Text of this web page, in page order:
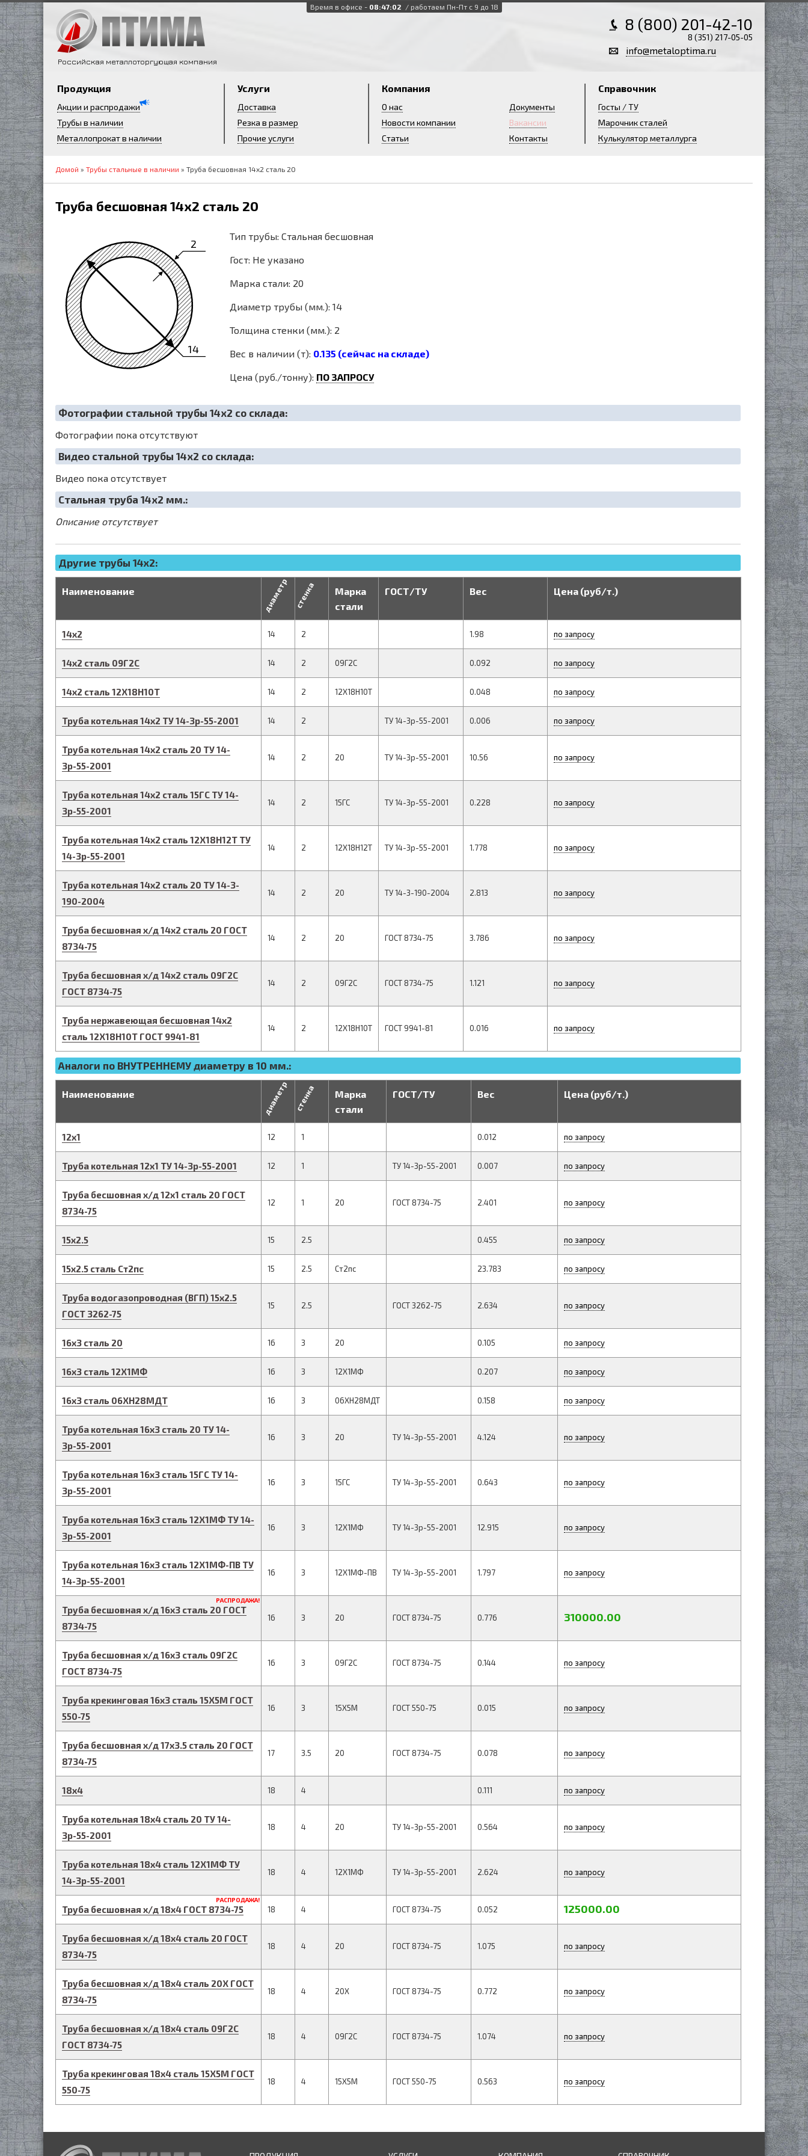
Время в офисе - 08:47:03 / работаем Пн-Пт с 9 до 18
Российская металлоторгующая компания
8 (800) 201-42-10
8 (351) 217-05-05
info@metaloptima.ru
Продукция
Акции и распродажи
Трубы в наличии
Металлопрокат в наличии
Услуги
Доставка
Резка в размер
Прочие услуги
Компания
О нас
Новости компании
Статьи
Документы
Вакансии
Контакты
Справочник
Госты / ТУ
Марочник сталей
Кулькулятор металлурга
Домой » Трубы стальные в наличии » Труба бесшовная 14х2 сталь 20
Труба бесшовная 14х2 сталь 20
14
2
Тип трубы: Стальная бесшовная
Гост: Не указано
Марка стали: 20
Диаметр трубы (мм.): 14
Толщина стенки (мм.): 2
Вес в наличии (т): 0.135 (сейчас на складе)
Цена (руб./тонну): ПО ЗАПРОСУ
Фотографии стальной трубы 14х2 со склада:
Фотографии пока отсутствуют
Видео стальной трубы 14х2 со склада:
Видео пока отсутствует
Cтальная труба 14х2 мм.:
Описание отсутствует
Другие трубы 14x2:
Наименование диаметр стенка
Марка
стали
ГОСТ/ТУ Вес Цена (руб/т.)
14х2 14 2 1.98 по запросу
14х2 сталь 09Г2С 14 2 09Г2С 0.092 по запросу
14х2 сталь 12Х18Н10Т 14 2 12Х18Н10Т 0.048 по запросу
Труба котельная 14х2 ТУ 14-3р-55-2001 14 2 ТУ 14-3р-55-2001 0.006 по запросу
Труба котельная 14х2 сталь 20 ТУ 14-
3р-55-2001
14 2 20 ТУ 14-3р-55-2001 10.56 по запросу
Труба котельная 14х2 сталь 15ГС ТУ 14-
3р-55-2001
14 2 15ГС ТУ 14-3р-55-2001 0.228 по запросу
Труба котельная 14х2 сталь 12Х18Н12Т ТУ
14-3р-55-2001
14 2 12Х18Н12Т ТУ 14-3р-55-2001 1.778 по запросу
Труба котельная 14х2 сталь 20 ТУ 14-3-
190-2004
14 2 20 ТУ 14-3-190-2004 2.813 по запросу
Труба бесшовная х/д14х2 сталь 20 ГОСТ
8734-75
14 2 20 ГОСТ 8734-75 3.786 по запросу
Труба бесшовная х/д14х2 сталь 09Г2С
ГОСТ 8734-75
14 2 09Г2С ГОСТ 8734-75 1.121 по запросу
Труба нержавеющая бесшовная 14х2
сталь 12Х18Н10Т ГОСТ 9941-81
14 2 12Х18Н10Т ГОСТ 9941-81 0.016 по запросу
Аналоги по ВНУТРЕННЕМУ диаметру в 10 мм.:
Наименование диаметр стенка
Марка
стали
ГОСТ/ТУ Вес Цена (руб/т.)
12х1 12 1 0.012 по запросу
Труба котельная 12х1 ТУ 14-3р-55-2001 12 1 ТУ 14-3р-55-2001 0.007 по запросу
Труба бесшовная х/д12х1 сталь 20 ГОСТ
8734-75
12 1 20 ГОСТ 8734-75 2.401 по запросу
15х2.5 15 2.5 0.455 по запросу
15х2.5 сталь Ст2пс 15 2.5 Ст2пс 23.783 по запросу
Труба водогазопроводная (ВГП)15х2.5
ГОСТ 3262-75
15 2.5 ГОСТ 3262-75 2.634 по запросу
16х3 сталь 20 16 3 20 0.105 по запросу
16х3 сталь 12Х1МФ 16 3 12Х1МФ 0.207 по запросу
16х3 сталь 06ХН28МДТ 16 3 06ХН28МДТ 0.158 по запросу
Труба котельная 16х3 сталь 20 ТУ 14-
3р-55-2001
16 3 20 ТУ 14-3р-55-2001 4.124 по запросу
Труба котельная 16х3 сталь 15ГС ТУ 14-
3р-55-2001
16 3 15ГС ТУ 14-3р-55-2001 0.643 по запросу
Труба котельная 16х3 сталь 12Х1МФ ТУ 14-
3р-55-2001
16 3 12Х1МФ ТУ 14-3р-55-2001 12.915 по запросу
Труба котельная 16х3 сталь 12Х1МФ-ПВ ТУ
14-3р-55-2001
16 3 12Х1МФ-ПВ ТУ 14-3р-55-2001 1.797 по запросу
РАСПРОДАЖА!
Труба бесшовная х/д16х3 сталь 20 ГОСТ
8734-75
16 3 20 ГОСТ 8734-75 0.776 310000.00
Труба бесшовная х/д16х3 сталь 09Г2С
ГОСТ 8734-75
16 3 09Г2С ГОСТ 8734-75 0.144 по запросу
Труба крекинговая 16х3 сталь 15Х5М ГОСТ
550-75
16 3 15Х5М ГОСТ 550-75 0.015 по запросу
Труба бесшовная х/д17х3.5 сталь 20 ГОСТ
8734-75
17 3.5 20 ГОСТ 8734-75 0.078 по запросу
18х4 18 4 0.111 по запросу
Труба котельная 18х4 сталь 20 ТУ 14-
3р-55-2001
18 4 20 ТУ 14-3р-55-2001 0.564 по запросу
Труба котельная 18х4 сталь 12Х1МФ ТУ
14-3р-55-2001
18 4 12Х1МФ ТУ 14-3р-55-2001 2.624 по запросу
РАСПРОДАЖА!
Труба бесшовная х/д18х4 ГОСТ 8734-75 18 4 ГОСТ 8734-75 0.052 125000.00
Труба бесшовная х/д18х4 сталь 20 ГОСТ
8734-75
18 4 20 ГОСТ 8734-75 1.075 по запросу
Труба бесшовная х/д18х4 сталь 20Х ГОСТ
8734-75
18 4 20Х ГОСТ 8734-75 0.772 по запросу
Труба бесшовная х/д18х4 сталь 09Г2С
ГОСТ 8734-75
18 4 09Г2С ГОСТ 8734-75 1.074 по запросу
Труба крекинговая 18х4 сталь 15Х5М ГОСТ
550-75
18 4 15Х5М ГОСТ 550-75 0.563 по запросу